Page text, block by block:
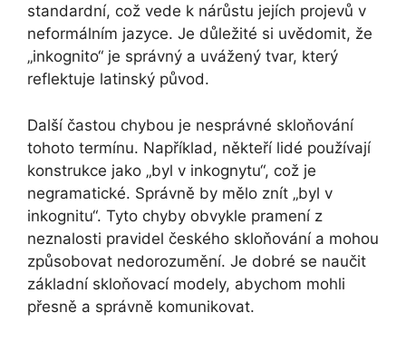
standardní, což vede k nárůstu jejích projevů v
neformálním jazyce. Je důležité si uvědomit, že
„inkognito“ je správný a uvážený tvar, který
reflektuje latinský původ.
Další častou chybou je nesprávné skloňování
tohoto termínu. Například, někteří lidé používají
konstrukce jako „byl v inkognytu“, což je
negramatické. Správně by mělo znít „byl v
inkognitu“. Tyto chyby obvykle pramení z
neznalosti pravidel českého skloňování a mohou
způsobovat nedorozumění. Je dobré se naučit
základní skloňovací modely, abychom mohli
přesně a správně komunikovat.